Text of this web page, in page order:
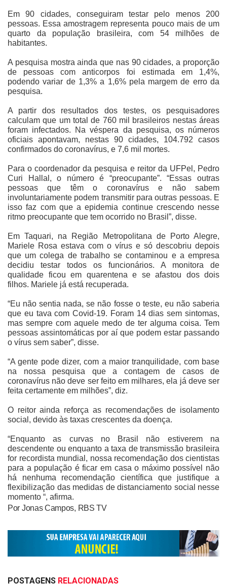
Em 90 cidades, conseguiram testar pelo menos 200
pessoas. Essa amostragem representa pouco mais de um
quarto da população brasileira, com 54 milhões de
habitantes.
A pesquisa mostra ainda que nas 90 cidades, a proporção
de pessoas com anticorpos foi estimada em 1,4%,
podendo variar de 1,3% a 1,6% pela margem de erro da
pesquisa.
A partir dos resultados dos testes, os pesquisadores
calculam que um total de 760 mil brasileiros nestas áreas
foram infectados. Na véspera da pesquisa, os números
oficiais apontavam, nestas 90 cidades, 104.792 casos
confirmados do coronavírus, e 7,6 mil mortes.
Para o coordenador da pesquisa e reitor da UFPel, Pedro
Curi Hallal, o número é “preocupante”. “Essas outras
pessoas que têm o coronavírus e não sabem
involuntariamente podem transmitir para outras pessoas. E
isso faz com que a epidemia continue crescendo nesse
ritmo preocupante que tem ocorrido no Brasil”, disse.
Em Taquari, na Região Metropolitana de Porto Alegre,
Mariele Rosa estava com o vírus e só descobriu depois
que um colega de trabalho se contaminou e a empresa
decidiu testar todos os funcionários. A monitora de
qualidade ficou em quarentena e se afastou dos dois
filhos. Mariele já está recuperada.
“Eu não sentia nada, se não fosse o teste, eu não saberia
que eu tava com Covid-19. Foram 14 dias sem sintomas,
mas sempre com aquele medo de ter alguma coisa. Tem
pessoas assintomáticas por aí que podem estar passando
o vírus sem saber”, disse.
“A gente pode dizer, com a maior tranquilidade, com base
na nossa pesquisa que a contagem de casos de
coronavírus não deve ser feito em milhares, ela já deve ser
feita certamente em milhões”, diz.
O reitor ainda reforça as recomendações de isolamento
social, devido às taxas crescentes da doença.
“Enquanto as curvas no Brasil não estiverem na
descendente ou enquanto a taxa de transmissão brasileira
for recordista mundial, nossa recomendação dos cientistas
para a população é ficar em casa o máximo possível não
há nenhuma recomendação científica que justifique a
flexibilização das medidas de distanciamento social nesse
momento “, afirma.
Por Jonas Campos, RBS TV
POSTAGENS RELACIONADAS